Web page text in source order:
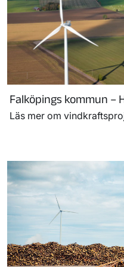
Falköpings kommun –
Läs mer om